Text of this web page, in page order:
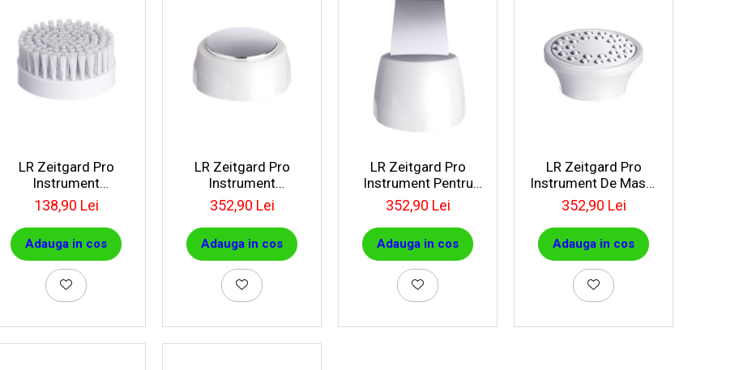
LR Zeitgard Pro
Instrument
Profesional De
Curățare
138,90 Lei
Adauga in cos
LR Zeitgard Pro
Instrument
Tratament Anti-
Îmbătrânire
352,90 Lei
Adauga in cos
LR Zeitgard Pro
Instrument Pentru
Peeling
352,90 Lei
Adauga in cos
LR Zeitgard Pro
Instrument De Masaj
Corporal
352,90 Lei
Adauga in cos